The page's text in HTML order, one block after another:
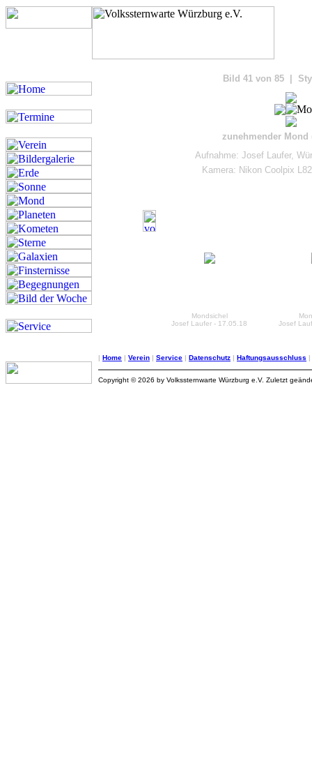
Bild 41 von 85 |
zunehmender Mond
Aufnahme: Josef Laufer,
Kamera: Nikon Coolpix
Mondsichel
Josef Laufer - 17.05.18
Josef
| Home | Verein | Service | Datenschutz | Haftungsausschluss |
Copyright © 2026 by Volkssternwarte Würzburg e.V. Zuletzt